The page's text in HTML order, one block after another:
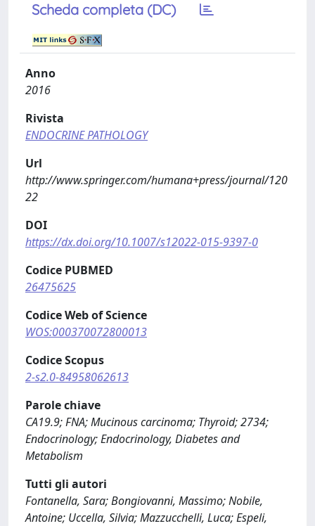
Scheda completa (DC)
Anno
2016
Rivista
ENDOCRINE PATHOLOGY
Url
http://www.springer.com/humana+press/journal/120
22
DOI
https://dx.doi.org/10.1007/s12022-015-9397-0
Codice PUBMED
26475625
Codice Web of Science
WOS:000370072800013
Codice Scopus
2-s2.0-84958062613
Parole chiave
CA19.9; FNA; Mucinous carcinoma; Thyroid; 2734;
Endocrinology; Endocrinology, Diabetes and
Metabolism
Tutti gli autori
Fontanella, Sara; Bongiovanni, Massimo; Nobile,
Antoine; Uccella, Silvia; Mazzucchelli, Luca; Espeli,